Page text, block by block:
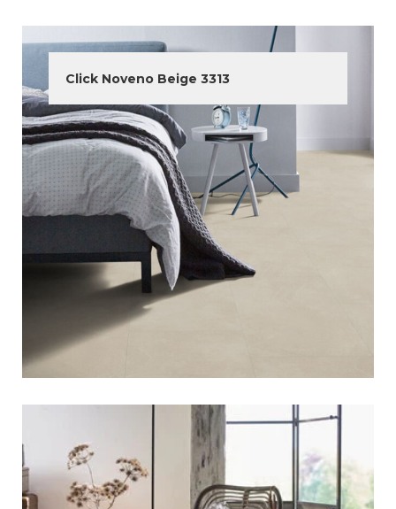
Click Noveno Beige 3313